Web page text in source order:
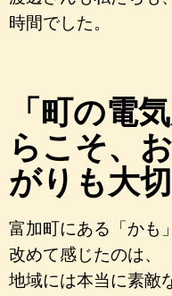
時間でした。
「町の電
らこそ、
がりも大
富加町にある「かも
改めて感じたのは、
地域には本当に素敵